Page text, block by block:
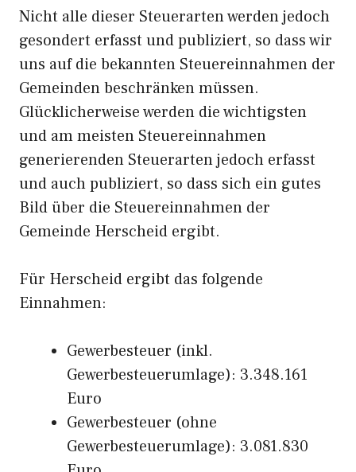
Nicht alle dieser Steuerarten werden jedoch
gesondert erfasst und publiziert, so dass wir
uns auf die bekannten Steuereinnahmen der
Gemeinden beschränken müssen.
Glücklicherweise werden die wichtigsten
und am meisten Steuereinnahmen
generierenden Steuerarten jedoch erfasst
und auch publiziert, so dass sich ein gutes
Bild über die Steuereinnahmen der
Gemeinde Herscheid ergibt.
Für Herscheid ergibt das folgende
Einnahmen:
Gewerbesteuer (inkl.
Gewerbesteuerumlage): 3.348.161
Euro
Gewerbesteuer (ohne
Gewerbesteuerumlage): 3.081.830